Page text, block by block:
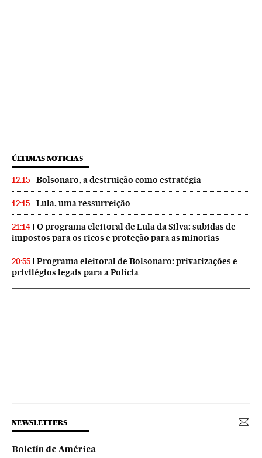
ÚLTIMAS NOTICIAS
12:15 Bolsonaro, a destruição como estratégia
12:15 Lula, uma ressurreição
21:14
O programa eleitoral de Lula da Silva: subidas de
impostos para os ricos e proteção para as minorias
20:55
Programa eleitoral de Bolsonaro: privatizações e
privilégios legais para a Polícia
NEWSLETTERS
Boletín de América